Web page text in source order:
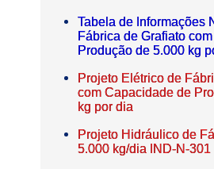
Tabela de Informações
Fábrica de Grafiato
Produção de 5.000 kg
Projeto Elétrico de
com Capacidade de
kg por dia
Projeto Hidráulico de
5.000 kg/dia IND-N-301